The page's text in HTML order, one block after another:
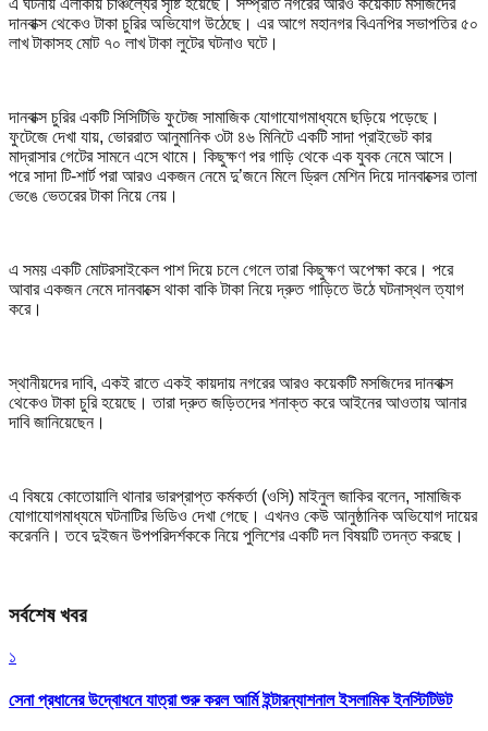
দানবাক্স থেকেও টাকা চুরির অভিযোগ উঠেছে। এর আগে মহানগর বিএনপির সভাপতির ৫০
লাখ টাকাসহ মোট ৭০ লাখ টাকা লুটের ঘটনাও ঘটে।
দানবাক্স চুরির একটি সিসিটিভি ফুটেজ সামাজিক যোগাযোগমাধ্যমে ছড়িয়ে পড়েছে।
ফুটেজে দেখা যায়, ভোররাত আনুমানিক ৩টা ৪৬ মিনিটে একটি সাদা প্রাইভেট কার
মাদ্রাসার গেটের সামনে এসে থামে। কিছুক্ষণ পর গাড়ি থেকে এক যুবক নেমে আসে।
পরে সাদা টি-শার্ট পরা আরও একজন নেমে দু’জনে মিলে ড্রিল মেশিন দিয়ে দানবাক্সের তালা
ভেঙে ভেতরের টাকা নিয়ে নেয়।
এ সময় একটি মোটরসাইকেল পাশ দিয়ে চলে গেলে তারা কিছুক্ষণ অপেক্ষা করে। পরে
আবার একজন নেমে দানবাক্সে থাকা বাকি টাকা নিয়ে দ্রুত গাড়িতে উঠে ঘটনাস্থল ত্যাগ
করে।
স্থানীয়দের দাবি, একই রাতে একই কায়দায় নগরের আরও কয়েকটি মসজিদের দানবাক্স
থেকেও টাকা চুরি হয়েছে। তারা দ্রুত জড়িতদের শনাক্ত করে আইনের আওতায় আনার
দাবি জানিয়েছেন।
এ বিষয়ে কোতোয়ালি থানার ভারপ্রাপ্ত কর্মকর্তা (ওসি) মাইনুল জাকির বলেন, সামাজিক
যোগাযোগমাধ্যমে ঘটনাটির ভিডিও দেখা গেছে। এখনও কেউ আনুষ্ঠানিক অভিযোগ দায়ের
করেননি। তবে দুইজন উপপরিদর্শককে নিয়ে পুলিশের একটি দল বিষয়টি তদন্ত করছে।
সর্বশেষ খবর
১
সেনা প্রধানের উদ্বোধনে যাত্রা শুরু করল আর্মি ইন্টারন্যাশনাল ইসলামিক ইনস্টিটিউট